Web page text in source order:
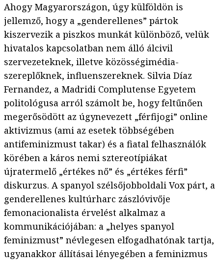
Ahogy Magyarországon, úgy külföldön is
jellemző, hogy a „genderellenes” pártok
kiszervezik a piszkos munkát különböző, velük
hivatalos kapcsolatban nem álló álcivil
szervezeteknek, illetve közösségimédia-
szereplőknek, influenszereknek. Silvia Díaz
Fernandez, a Madridi Complutense Egyetem
politológusa arról számolt be, hogy feltűnően
megerősödött az úgynevezett „férfijogi” online
aktivizmus (ami az esetek többségében
antifeminizmust takar) és a fiatal felhasználók
körében a káros nemi sztereotípiákat
újratermelő „értékes nő” és „értékes férfi”
diskurzus. A spanyol szélsőjobboldali Vox párt, a
genderellenes kultúrharc zászlóvivője
femonacionalista érvelést alkalmaz a
kommunikációjában: a „helyes spanyol
feminizmust” névlegesen elfogadhatónak tartja,
ugyanakkor állításai lényegében a feminizmus